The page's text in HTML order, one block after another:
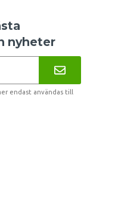
nyheter
endast användas till